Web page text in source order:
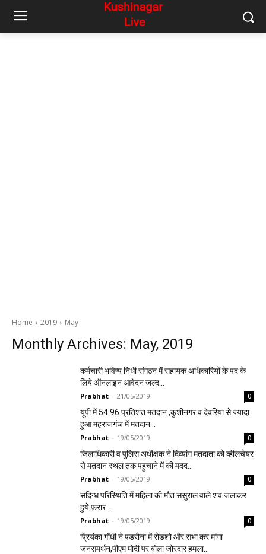
Home 2019 May
Monthly Archives: May, 2019
कर्मचारी भविष्य निधी संगठन में सहायक अधिकारियों के पद के
लिये ऑनलाइन आवेदन जल्द…
Prabhat - 21/05/2019 0
यूपी में 54.96 प्रतिशत मतदान ,कुशीनगर व देवरिया से ज्यादा
हुआ महराजगंज में मतदान…
Prabhat - 19/05/2019 0
जिलाधिकारी व पुलिस अधीक्षक ने दिव्यांग मतदाता को व्हीलचेयर
से मतदान स्थल तक पहुचाने में की मदद…
Prabhat - 19/05/2019 0
संदिग्ध परिस्थिति में महिला की मौत ससुराल वाले शव जलाकर
हुये फ़रार…
Prabhat - 19/05/2019 0
प्रियंका गाँधी ने पडरौना में रोडशो और सभा कर मांगा
जनसमर्थन,पीएम मोदी पर बोला जोरदार हमला…